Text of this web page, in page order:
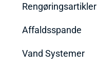
Rengøringsartikler
Affaldsspande
Vand Systemer